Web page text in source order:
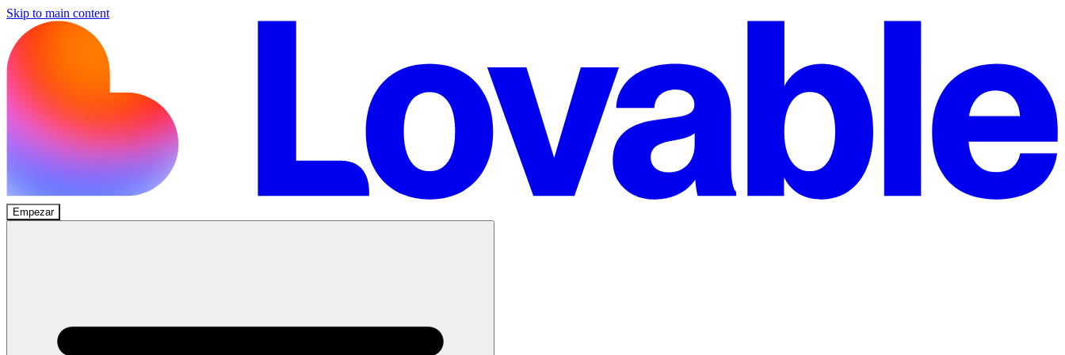
Skip to main content
Empezar